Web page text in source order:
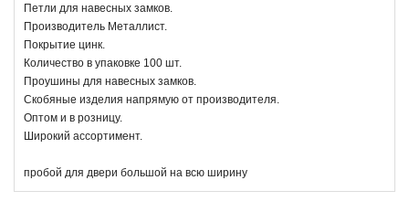
Петли для навесных замков.
Производитель Металлист.
Покрытие цинк.
Количество в упаковке 100 шт.
Проушины для навесных замков.
Скобяные изделия напрямую от производителя.
Оптом и в розницу.
Широкий ассортимент.
пробой для двери большой на всю ширину